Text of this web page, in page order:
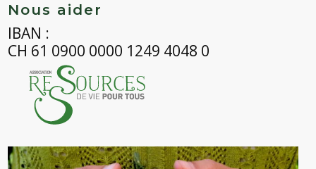
Nous aider
IBAN :
CH 61 0900 0000 1249 4048 0